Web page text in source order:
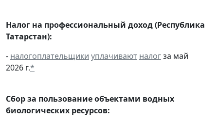
Налог на профессиональный доход (Республика
Татарстан):
- налогоплательщики уплачивают налогза май
2026 г.*
Сбор за пользование объектами водных
биологических ресурсов: